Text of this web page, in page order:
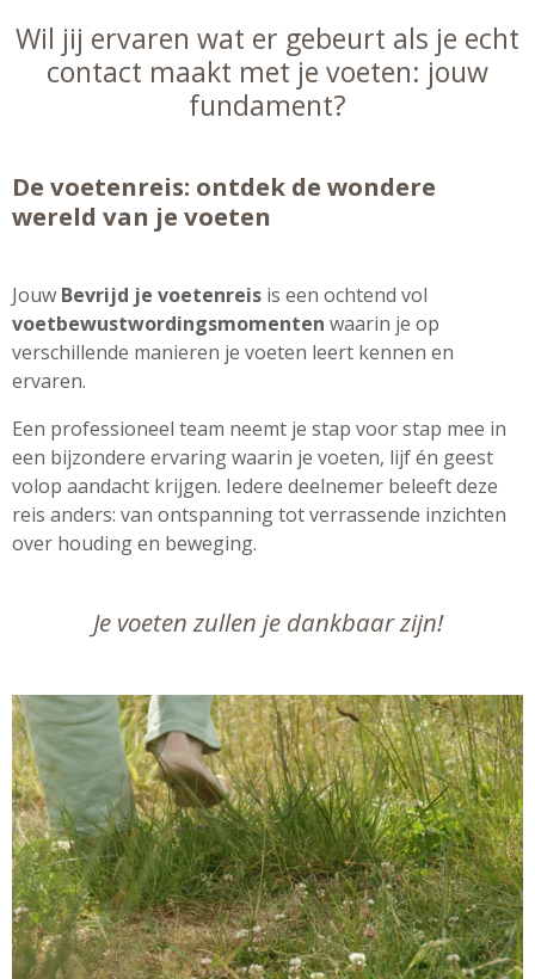
Wil jij ervaren wat er gebeurt als je echt
contact maakt met je voeten: jouw
fundament?
De voetenreis: ontdek de wondere
wereld van je voeten
Jouw Bevrijd je voetenreis is een ochtend vol
voetbewustwordingsmomenten waarin je op
verschillende manieren je voeten leert kennen en
ervaren.
Een professioneel team neemt je stap voor stap mee in
een bijzondere ervaring waarin je voeten, lijf én geest
volop aandacht krijgen. Iedere deelnemer beleeft deze
reis anders: van ontspanning tot verrassende inzichten
over houding en beweging.
Je voeten zullen je dankbaar zijn!